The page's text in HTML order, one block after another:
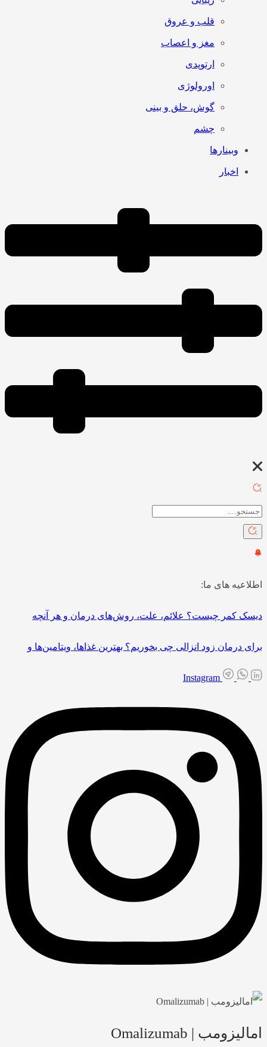
قلب و عروق
مغز و اعصاب
ارتوپدی
اورولوژی
گوش، حلق و بینی
چشم
وبینارها
اخبار
اطلاعیه های ما:
دیسک کمر چیست؟ علائم، علت، روش‌های درمان و هر آنچه
برای درمان زود انزالی چی بخوریم؟ بهترین غذاها، ویتامین‌ها و
Instagram
امالیزومب | Omalizumab